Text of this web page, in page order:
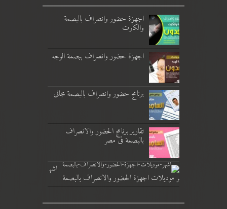
اجهزة حضور وانصراف بالبصمة
والكارت
اجهزة حضور وانصراف ببصمة الوجه
برنامج حضور وانصراف بالبصمة مجانى
تقارير برنامج الحضور والانصراف
بالبصمة فى مصر
اشه
ر موديلات اجهزة الحضور والانصراف بالبصمة